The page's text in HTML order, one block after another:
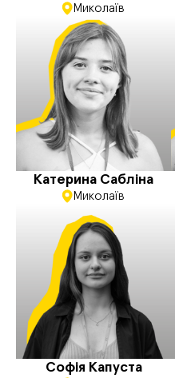
Миколаїв
Катерина Сабліна
Миколаїв
Софія Капуста